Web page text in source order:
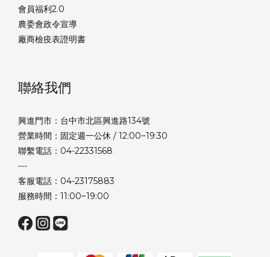
會員福利2.0
農委會政令宣導
廠商檢疫表證明書
聯絡我們
興進門市：台中市北區興進路134號
營業時間：固定週一公休 / 12:00~19:30
聯繫電話：04-22331568
---
客服電話：04-23175883
服務時間：11:00~19:00